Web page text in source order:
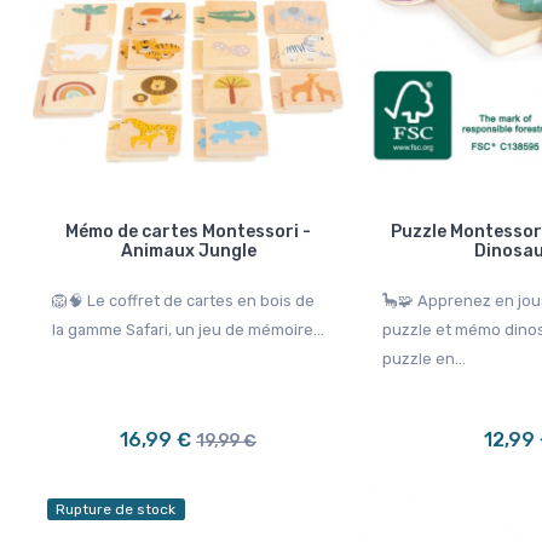
de marche en bois
- Océan
de marche baleine bleue
Promo !
Chariot de marche en bois
Montessori - Bébé éléphant
Mémo de cartes Montessori -
Animaux Jungle
🦁🧠 Le coffret de cartes en bois de
la gamme Safari, un jeu de mémoire...
16,99 € 19,99 €
Puzzle
🦕🧩 Apprenez en
puzzle et mémo
puzzle en...
12,99
Rupture de stock